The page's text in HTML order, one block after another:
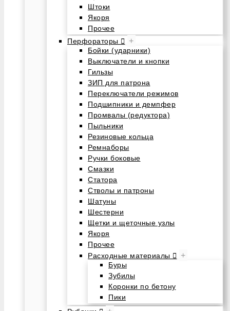
Штоки
Якоря
Прочее
Перфораторы
+
Бойки (ударники)
Выключатели и кнопки
Гильзы
ЗИП для патрона
Переключатели режимов
Подшипники и демпфер
Промвалы (редуктора)
Пыльники
Резиновые кольца
Ремнаборы
Ручки боковые
Смазки
Статора
Стволы и патроны
Шатуны
Шестерни
Щетки и щеточные узлы
Якоря
Прочее
Расходные материалы
+
Буры
Зубилы
Коронки по бетону
Пики